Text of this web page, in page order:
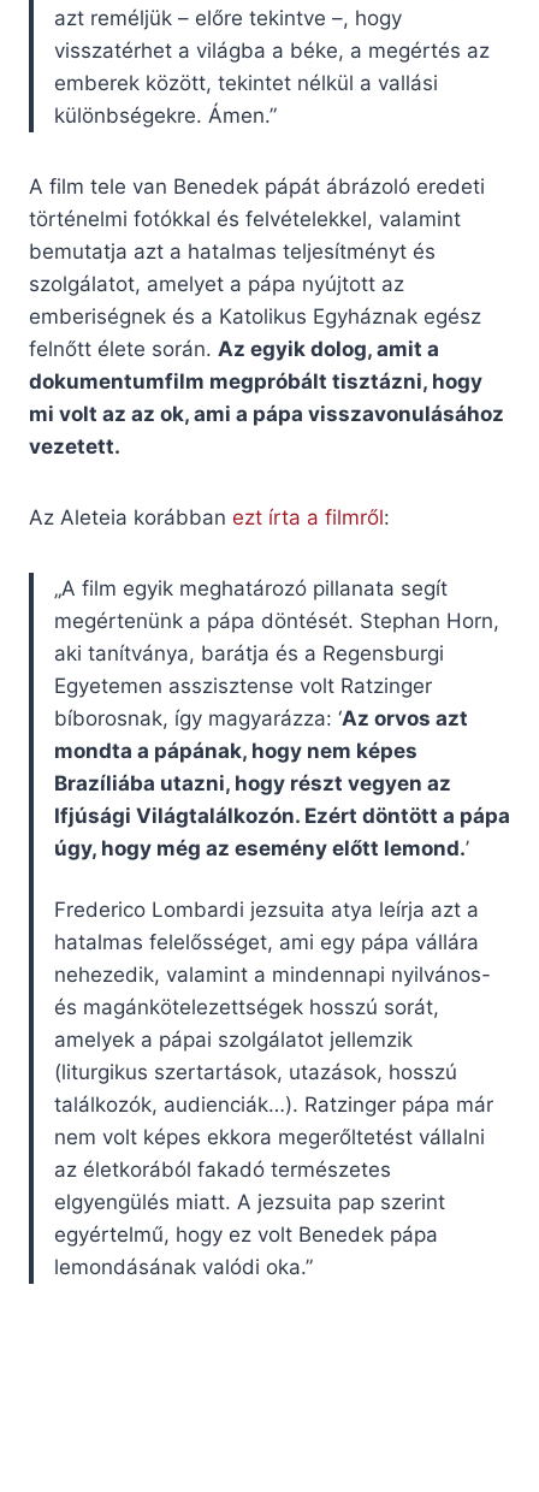
azt reméljük – előre tekintve –, hogy
visszatérhet a világba a béke, a megértés az
emberek között, tekintet nélkül a vallási
különbségekre. Ámen.”
A film tele van Benedek pápát ábrázoló eredeti
történelmi fotókkal és felvételekkel, valamint
bemutatja azt a hatalmas teljesítményt és
szolgálatot, amelyet a pápa nyújtott az
emberiségnek és a Katolikus Egyháznak egész
felnőtt élete során. Az egyik dolog, amit a
dokumentumfilm megpróbált tisztázni, hogy
mi volt az az ok, ami a pápa visszavonulásához
vezetett.
Az Aleteia korábban ezt írta a filmről:
„A film egyik meghatározó pillanata segít
megértenünk a pápa döntését. Stephan Horn,
aki tanítványa, barátja és a Regensburgi
Egyetemen asszisztense volt Ratzinger
bíborosnak, így magyarázza: ‘Az orvos azt
mondta a pápának, hogy nem képes
Brazíliába utazni, hogy részt vegyen az
Ifjúsági Világtalálkozón. Ezért döntött a pápa
úgy, hogy még az esemény előtt lemond.’
Frederico Lombardi jezsuita atya leírja azt a
hatalmas felelősséget, ami egy pápa vállára
nehezedik, valamint a mindennapi nyilvános-
és magánkötelezettségek hosszú sorát,
amelyek a pápai szolgálatot jellemzik
(liturgikus szertartások, utazások, hosszú
találkozók, audienciák…). Ratzinger pápa már
nem volt képes ekkora megerőltetést vállalni
az életkorából fakadó természetes
elgyengülés miatt. A jezsuita pap szerint
egyértelmű, hogy ez volt Benedek pápa
lemondásának valódi oka.”